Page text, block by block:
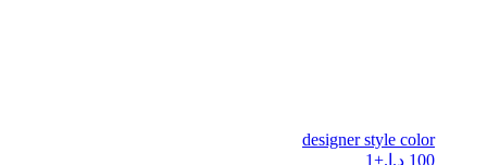
designerstyle color
100 د.إ.
+1